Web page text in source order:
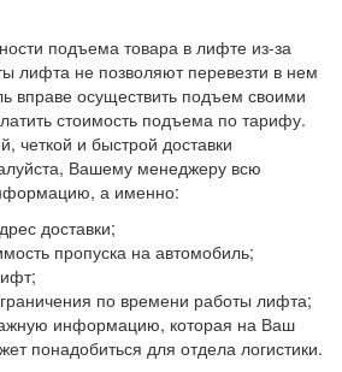
подъема товара в лифте из-за
лифта не позволяют перевезти в нем
вправе осуществить подъем своими
стоимость подъема по тарифу.
четкой и быстрой доставки
Вашему менеджеру всю
а именно:
доставки;
пропуска на автомобиль;
по времени работы лифта;
информацию, которая на Ваш
понадобиться для отдела логистики.